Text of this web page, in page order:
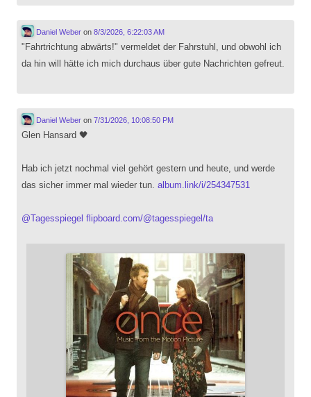
Daniel Weberon 8/3/2026, 6:22:03 AM
"Fahrtrichtung abwärts!" vermeldet der Fahrstuhl, und obwohl ich
da hin will hätte ich mich durchaus über gute Nachrichten gefreut.
Daniel Weberon 7/31/2026, 10:08:50 PM
Glen Hansard 🖤
Hab ich jetzt nochmal viel gehört gestern und heute, und werde
das sicher immer mal wieder tun. album.link/i/254347531
@Tagesspiegel flipboard.com/@tagesspiegel/ta